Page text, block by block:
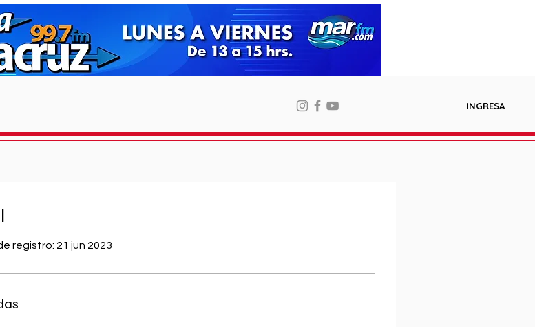
INGRESA
registro: 21 jun 2023